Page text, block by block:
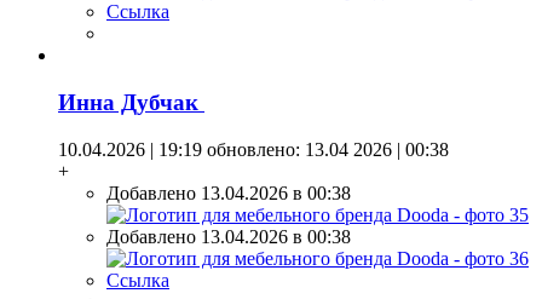
Ссылка
Инна Дубчак
10.04.2026 | 19:19 обновлено: 13.04 2026 | 00:38
+
Добавлено 13.04.2026 в 00:38
Добавлено 13.04.2026 в 00:38
Ссылка